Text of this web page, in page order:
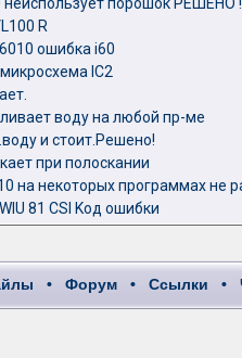
R
ошибка i60
IC2
воду на любой пр-ме
и стоит.Решено!
при полоскании
на некоторых программах не
81 CSI Kод ошибки
• Форум • Ссылки •